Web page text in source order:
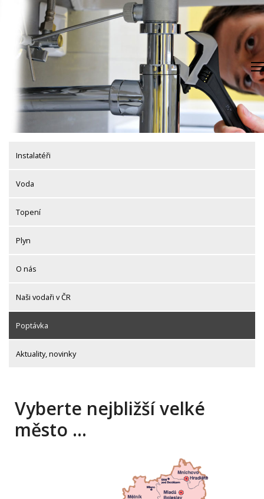
content
Instalatéři
Voda
Topení
Plyn
O nás
Naši vodaři v ČR
Poptávka
Aktuality, novinky
Vyberte nejbližší velké
město …